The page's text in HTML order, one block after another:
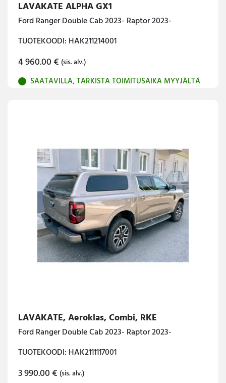
LAVAKATE ALPHA GX1
Ford Ranger Double Cab 2023- Raptor 2023-
TUOTEKOODI: HAK211214001
4 960.00€ (sis. alv.)
SAATAVILLA, TARKISTA TOIMITUSAIKA MYYJÄLTÄ
LAVAKATE, Aeroklas, Combi, RKE
Ford Ranger Double Cab 2023- Raptor 2023-
TUOTEKOODI: HAK2111117001
3 990.00€ (sis. alv.)